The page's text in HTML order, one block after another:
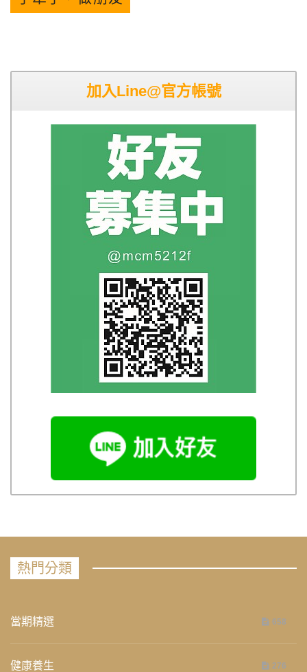
加入Line@官方帳號
熱門分類
當期精選 658
健康養生 276